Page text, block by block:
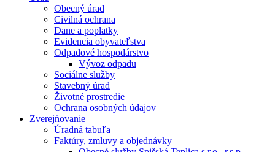
Obecný úrad
Civilná ochrana
Dane a poplatky
Evidencia obyvateľstva
Odpadové hospodárstvo
Vývoz odpadu
Sociálne služby
Stavebný úrad
Životné prostredie
Ochrana osobných údajov
Zverejňovanie
Úradná tabuľa
Faktúry, zmluvy a objednávky